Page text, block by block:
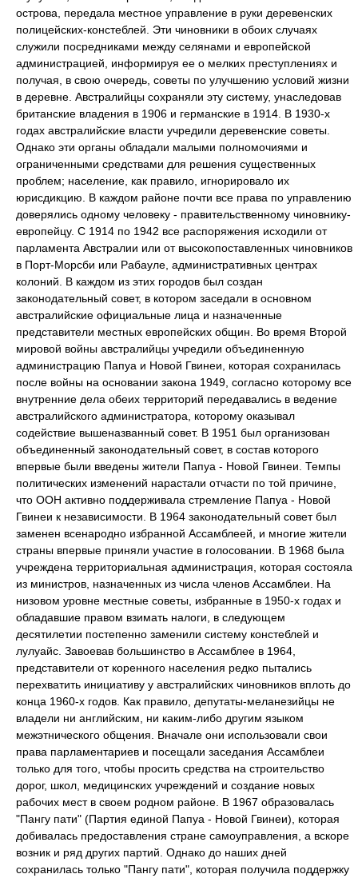
острова, передала местное управление в руки деревенских
полицейских-констеблей. Эти чиновники в обоих случаях
служили посредниками между селянами и европейской
администрацией, информируя ее о мелких преступлениях и
получая, в свою очередь, советы по улучшению условий жизни
в деревне. Австралийцы сохраняли эту систему, унаследовав
британские владения в 1906 и германские в 1914. В 1930-х
годах австралийские власти учредили деревенские советы.
Однако эти органы обладали малыми полномочиями и
ограниченными средствами для решения существенных
проблем; население, как правило, игнорировало их
юрисдикцию. В каждом районе почти все права по управлению
доверялись одному человеку - правительственному чиновнику-
европейцу. С 1914 по 1942 все распоряжения исходили от
парламента Австралии или от высокопоставленных чиновников
в Порт-Морсби или Рабауле, административных центрах
колоний. В каждом из этих городов был создан
законодательный совет, в котором заседали в основном
австралийские официальные лица и назначенные
представители местных европейских общин. Во время Второй
мировой войны австралийцы учредили объединенную
администрацию Папуа и Новой Гвинеи, которая сохранилась
после войны на основании закона 1949, согласно которому все
внутренние дела обеих территорий передавались в ведение
австралийского администратора, которому оказывал
содействие вышеназванный совет. В 1951 был организован
объединенный законодательный совет, в состав которого
впервые были введены жители Папуа - Новой Гвинеи. Темпы
политических изменений нарастали отчасти по той причине,
что ООН активно поддерживала стремление Папуа - Новой
Гвинеи к независимости. В 1964 законодательный совет был
заменен всенародно избранной Ассамблеей, и многие жители
страны впервые приняли участие в голосовании. В 1968 была
учреждена территориальная администрация, которая состояла
из министров, назначенных из числа членов Ассамблеи. На
низовом уровне местные советы, избранные в 1950-х годах и
обладавшие правом взимать налоги, в следующем
десятилетии постепенно заменили систему констеблей и
лулуайс. Завоевав большинство в Ассамблее в 1964,
представители от коренного населения редко пытались
перехватить инициативу у австралийских чиновников вплоть до
конца 1960-х годов. Как правило, депутаты-меланезийцы не
владели ни английским, ни каким-либо другим языком
межэтнического общения. Вначале они использовали свои
права парламентариев и посещали заседания Ассамблеи
только для того, чтобы просить средства на строительство
дорог, школ, медицинских учреждений и создание новых
рабочих мест в своем родном районе. В 1967 образовалась
"Пангу пати" (Партия единой Папуа - Новой Гвинеи), которая
добивалась предоставления стране самоуправления, а вскоре
возник и ряд других партий. Однако до наших дней
сохранилась только "Пангу пати", которая получила поддержку